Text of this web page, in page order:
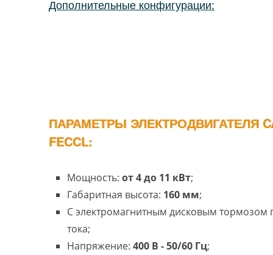
Дополнительные конфигурации:
ПАРАМЕТРЫ ЭЛЕКТРОДВИГАТЕЛЯ
FECCL:
Мощность: от 4 до 11 кВт;
Габаритная высота: 160 мм;
С электромагнитным дисковым тормозом
тока;
Напряжение: 400 В - 50/60 Гц;